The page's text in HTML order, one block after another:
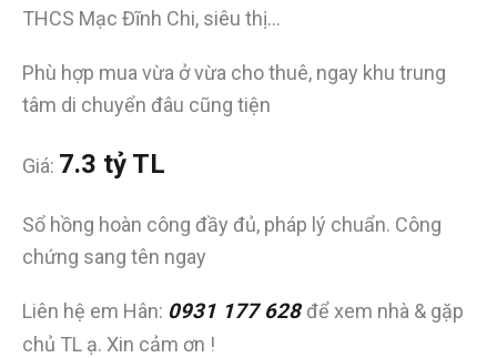
THCS Mạc Đĩnh Chi, siêu thị…
Phù hợp mua vừa ở vừa cho thuê, ngay khu trung
tâm di chuyển đâu cũng tiện
Giá: 7.3 tỷ TL
Sổ hồng hoàn công đầy đủ, pháp lý chuẩn. Công
chứng sang tên ngay
Liên hệ em Hân: 0931 177 628 để xem nhà & gặp
chủ TL ạ. Xin cảm ơn !